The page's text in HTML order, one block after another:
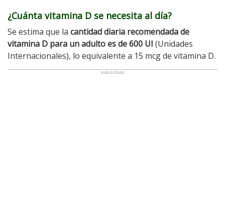
¿Cuánta vitamina D se necesita al día?
Se estima que la cantidad diaria recomendada de
vitamina D para un adulto es de 600 UI (Unidades
Internacionales), lo equivalente a 15 mcg de vitamina D.